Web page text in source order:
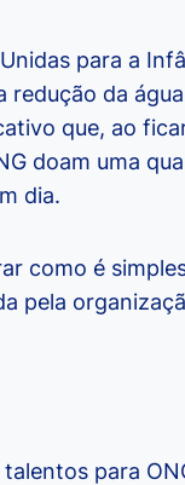
para a
redução da
que, ao
doam uma
dia.
como é
pela
para